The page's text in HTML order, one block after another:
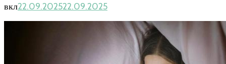
вкл22.09.202522.09.2025